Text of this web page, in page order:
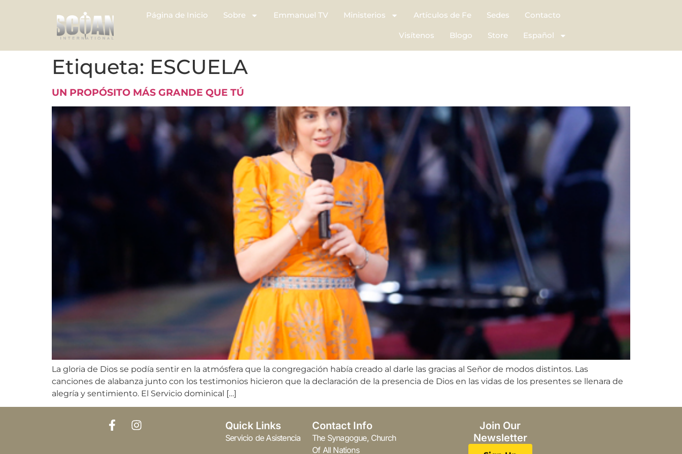
Página de Inicio Sobre Emmanuel TV Ministerios Artículos de Fe Sedes Contacto
Visítenos Blogo Store Español
Etiqueta: ESCUELA
UN PROPÓSITO MÁS GRANDE QUE TÚ
La gloria de Dios se podía sentir en la atmósfera que la congregación había creado al darle las gracias al Señor de modos distintos. Las
canciones de alabanza junto con los testimonios hicieron que la declaración de la presencia de Dios en las vidas de los presentes se llenara de
alegría y sentimiento. El Servicio dominical […]
Quick Links
Servicio de Asistencia
Contact Info
The Synagogue, Church
Of All Nations
Join Our
Newsletter